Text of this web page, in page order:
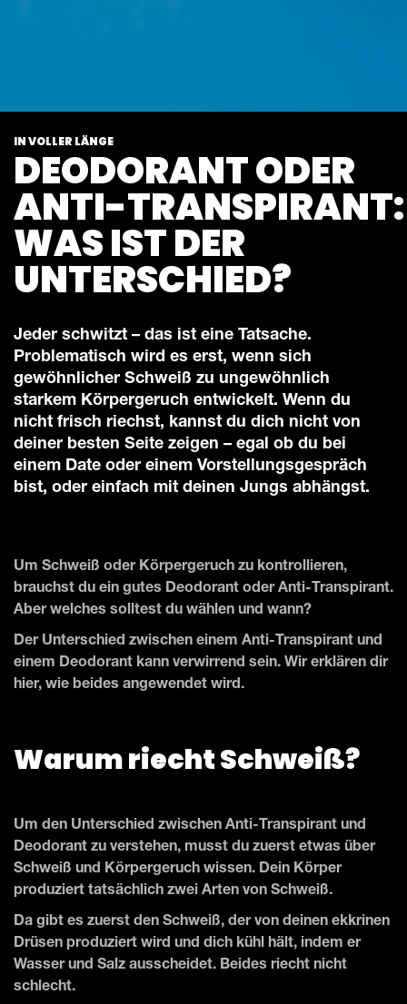
IN VOLLER LÄNGE
DEODORANT ODER
ANTI-TRANSPIRANT:
WAS IST DER
UNTERSCHIED?
Jeder schwitzt – das ist eine Tatsache.
Problematisch wird es erst, wenn sich
gewöhnlicher Schweiß zu ungewöhnlich
starkem Körpergeruch entwickelt. Wenn du
nicht frisch riechst, kannst du dich nicht von
deiner besten Seite zeigen – egal ob du bei
einem Date oder einem Vorstellungsgespräch
bist, oder einfach mit deinen Jungs abhängst.
Um Schweiß oder Körpergeruch zu kontrollieren,
brauchst du ein gutes Deodorant oder Anti-Transpirant.
Aber welches solltest du wählen und wann?
Der Unterschied zwischen einem Anti-Transpirant und
einem Deodorant kann verwirrend sein. Wir erklären dir
hier, wie beides angewendet wird.
Warum riecht Schweiß?
Um den Unterschied zwischen Anti-Transpirant und
Deodorant zu verstehen, musst du zuerst etwas über
Schweiß und Körpergeruch wissen. Dein Körper
produziert tatsächlich zwei Arten von Schweiß.
Da gibt es zuerst den Schweiß, der von deinen ekkrinen
Drüsen produziert wird und dich kühl hält, indem er
Wasser und Salz ausscheidet. Beides riecht nicht
schlecht.